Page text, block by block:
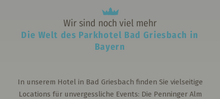
Wir sind noch viel mehr
Die Welt des Parkhotel Bad Griesbach in
Bayern
In unserem Hotel in Bad Griesbach finden Sie vielseitige
Locations für unvergessliche Events: Die Penninger Alm